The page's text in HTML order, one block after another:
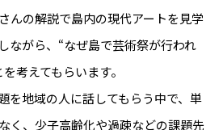
んの解説で島内の現代アートを見学
ながら、“なぜ島で芸術祭が行われ
考えてもらいます。
を地域の人に話してもらう中で、単
く、少子高齢化や過疎などの課題先